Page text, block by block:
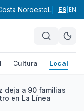
NoroesteLa Janda
ES EN
Cultura Local
deja a 90 familias
en La Línea